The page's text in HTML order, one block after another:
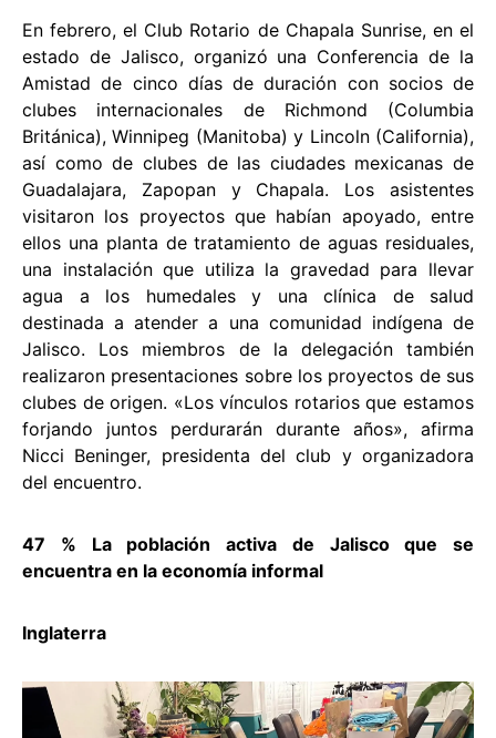
En febrero, el Club Rotario de Chapala Sunrise, en el
estado de Jalisco, organizó una Conferencia de la
Amistad de cinco días de duración con socios de
clubes internacionales de Richmond (Columbia
Británica), Winnipeg (Manitoba) y Lincoln (California),
así como de clubes de las ciudades mexicanas de
Guadalajara, Zapopan y Chapala. Los asistentes
visitaron los proyectos que habían apoyado, entre
ellos una planta de tratamiento de aguas residuales,
una instalación que utiliza la gravedad para llevar
agua a los humedales y una clínica de salud
destinada a atender a una comunidad indígena de
Jalisco. Los miembros de la delegación también
realizaron presentaciones sobre los proyectos de sus
clubes de origen. «Los vínculos rotarios que estamos
forjando juntos perdurarán durante años», afirma
Nicci Beninger, presidenta del club y organizadora
del encuentro.
47 % La población activa de Jalisco que se
encuentra en la economía informal
Inglaterra